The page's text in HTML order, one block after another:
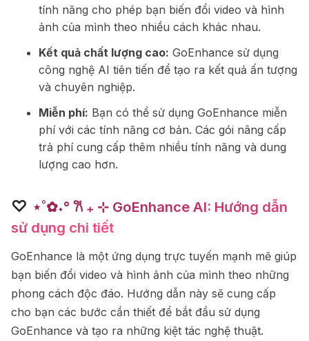
tính năng cho phép bạn biến đổi video và hình
ảnh của mình theo nhiều cách khác nhau.
Kết quả chất lượng cao: GoEnhance sử dụng
công nghệ AI tiên tiến để tạo ra kết quả ấn tượng
và chuyên nghiệp.
Miễn phí: Bạn có thể sử dụng GoEnhance miễn
phí với các tính năng cơ bản. Các gói nâng cấp
trả phí cung cấp thêm nhiều tính năng và dung
lượng cao hơn.
♡ ⋆˚✿˖° 𐙚 ₊ ⊹ GoEnhance AI: Hướng dẫn
sử dụng chi tiết
GoEnhance là một ứng dụng trực tuyến mạnh mẽ giúp
bạn biến đổi video và hình ảnh của mình theo những
phong cách độc đáo. Hướng dẫn này sẽ cung cấp
cho bạn các bước cần thiết để bắt đầu sử dụng
GoEnhance và tạo ra những kiệt tác nghệ thuật.